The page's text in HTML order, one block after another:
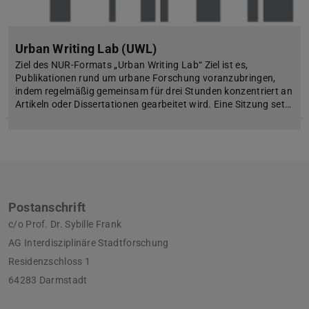
Urban Writing Lab (UWL)
Ziel des NUR-Formats „Urban Writing Lab“ Ziel ist es,
Publikationen rund um urbane Forschung voranzubringen,
indem regelmäßig gemeinsam für drei Stunden konzentriert an
Artikeln oder Dissertationen gearbeitet wird. Eine Sitzung set…
Postanschrift
c/o Prof. Dr. Sybille Frank
AG Interdisziplinäre Stadtforschung
Residenzschloss 1
64283 Darmstadt